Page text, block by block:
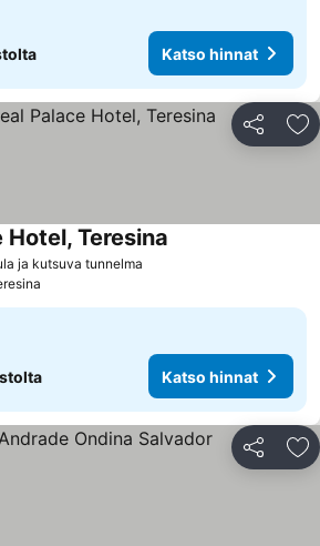
Katso hinnat
Jaa
ja kutsuva tunnelma
Hotel, Teresina
Katso hinnat
Jaa